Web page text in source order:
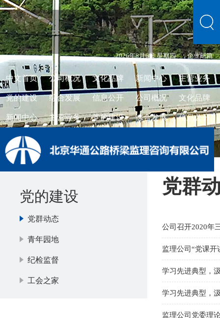
2026年8月6日 星期四 企业邮箱
中文首页 公司概况 文化品牌 新闻中心 主营业务
党的建设 综合发展 信息公开 公司概况 文化品牌
新闻中心 主营业务 党的建设 综合发展 信息公开
党的建设
党群动态
青年园地
纪检监督
工会之家
党群
公司召开2020年
监理公司“党课开
学习先进典型，
学习先进典型，
监理公司党委理